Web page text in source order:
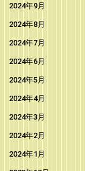
2024年9月
2024年8月
2024年7月
2024年6月
2024年5月
2024年4月
2024年3月
2024年2月
2024年1月